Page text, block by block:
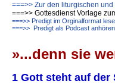
===>> Zur den liturgischen
===>> Gottesdienst Vorlage
===>> Predigt im Orginalformat
===>> Predigt als Podcast
»...denn sie
1 Gott steht auf der